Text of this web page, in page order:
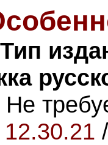
Тип
Не
12.30.21 /